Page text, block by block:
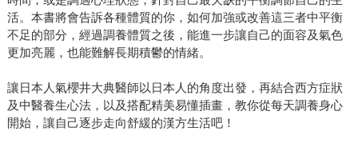
活。本書將會告訴各種體質的你，如何加強或改善這三者中平衡
不足的部分，經過調養體質之後，能進一步讓自己的面容及氣色
更加亮麗，也能難解長期積鬱的情緒。
讓日本人氣櫻井大典醫師以日本人的角度出發，再結合西方症狀
及中醫養生心法，以及搭配精美易懂插畫，教你從每天調養身心
開始，讓自己逐步走向舒緩的漢方生活吧！